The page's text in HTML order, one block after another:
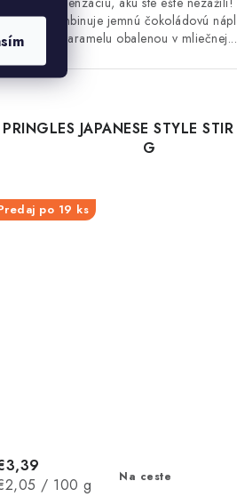
Choco kombinuje jemnú čokoládovú
karamelu obalenou v mliečnej...
PRINGLES JAPANESE STYLE
G
po 19 ks
Na ceste
/ 100 g